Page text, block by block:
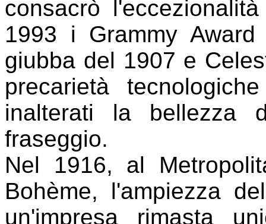
consacrò
1993 i Grammy
giubba del 1907 e
precarietà
inalterati la bellezza
fraseggio.
Nel 1916, al
Bohème, l'ampiezza
un'impresa rimasta